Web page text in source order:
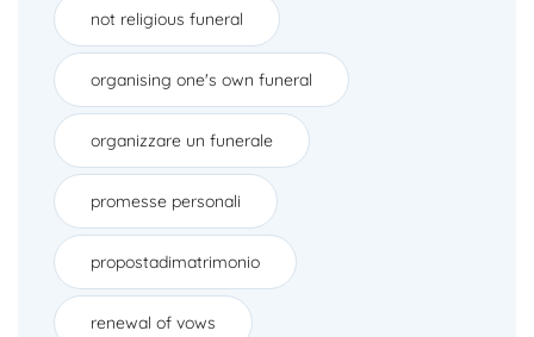
not religious funeral
organising one's own funeral
organizzare un funerale
promesse personali
propostadimatrimonio
renewal of vows